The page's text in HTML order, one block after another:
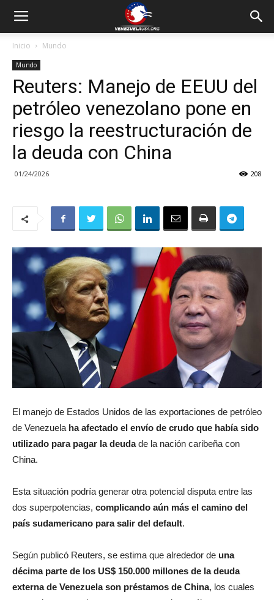
Inicio Mundo
Mundo
Reuters: Manejo de EEUU del
petróleo venezolano pone en
riesgo la reestructuración de
la deuda con China
01/24/2026 208
El manejo de Estados Unidos de las exportaciones de petróleo
de Venezuela ha afectado el envío de crudo que habíasido
utilizado para pagar la deudade la nación caribeña con
China.
Esta situación podría generar otra potencial disputa entre las
dos superpotencias, complicando aún más el camino del
país sudamericano para salir del default.
Según publicó Reuters, se estima que alrededor de una
décima parte de los US$ 150.000 millones de la deuda
externa de Venezuela son préstamos de China, los cuales